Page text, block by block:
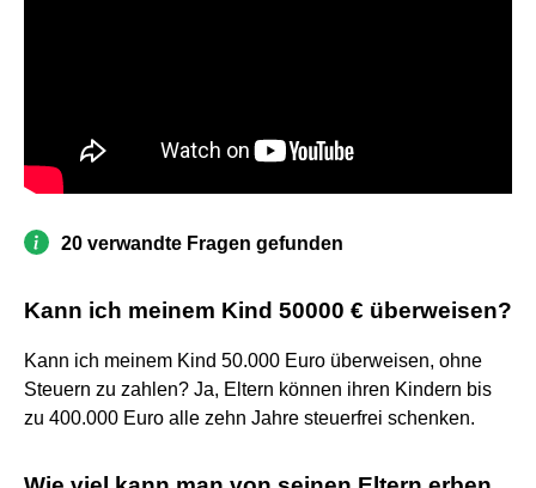
20 verwandte Fragen gefunden
Kann ich meinem Kind 50000 € überweisen?
Kann ich meinem Kind 50.000 Euro überweisen, ohne
Steuern zu zahlen? Ja, Eltern können ihren Kindern bis
zu 400.000 Euro alle zehn Jahre steuerfrei schenken.